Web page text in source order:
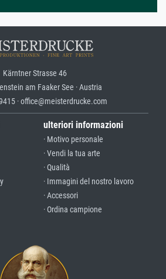
Kärntner Strasse 46
am Faaker See · Austria
· office@meisterdrucke.com
ulteriori informazioni
· Motivo personale
· Vendi la tua arte
· Qualità
· Immagini del nostro lavoro
· Accessori
· Ordina campione